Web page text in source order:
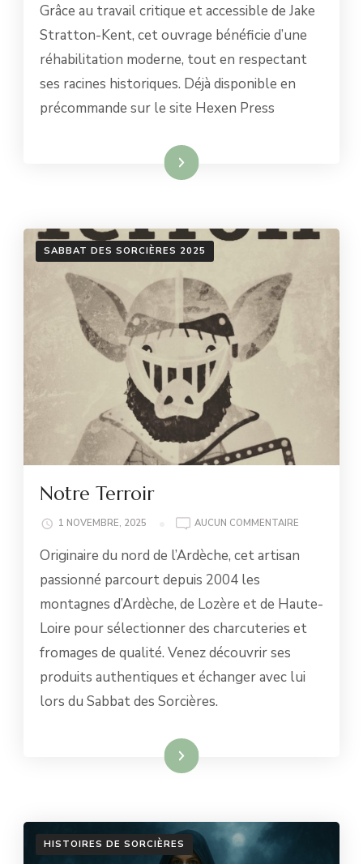
PRÉSENTÉE
AU
DES
Grâce au travail critique et accessible de Jake
Stratton-Kent, cet ouvrage bénéficie d’une
réhabilitation moderne, tout en respectant
ses racines historiques. Déjà disponible en
précommande sur le site Hexen Press
Lire la suite
SABBAT DES SORCIÈRES 2025
Notre Terroir
1 NOVEMBRE, 2025 AUCUN COMMENTAIRE
Originaire du nord de l’Ardèche, cet artisan
passionné parcourt depuis 2004 les
montagnes d’Ardèche, de Lozère et de Haute-
Loire pour sélectionner des charcuteries et
fromages de qualité. Venez découvrir ses
produits authentiques et échanger avec lui
lors du Sabbat des Sorcières.
Lire la suite
HISTOIRES DE SORCIÈRES